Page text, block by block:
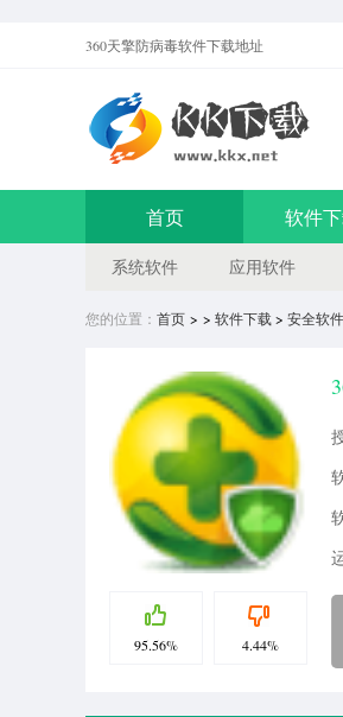
360天擎防病毒软件下载地址
首页 软件
系统软件 应用软件
您的位置： 首页 > > 软件下载 > 安全软件
95.56% 4.44%